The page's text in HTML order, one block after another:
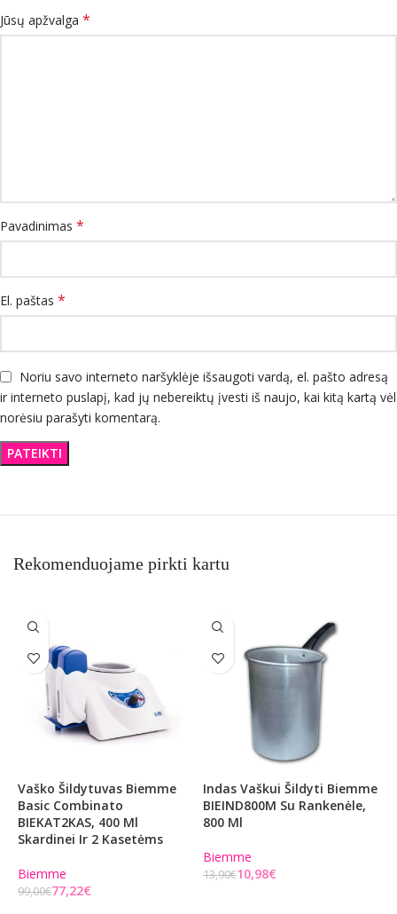
Jūsų apžvalga *
Pavadinimas *
El. paštas *
Noriu savo interneto naršyklėje išsaugoti vardą, el. pašto adresą
ir interneto puslapį, kad jų nebereiktų įvesti iš naujo, kai kitą kartą vėl
norėsiu parašyti komentarą.
Rekomenduojame pirkti kartu
Vaško Šildytuvas Biemme
Basic Combinato
BIEKAT2KAS, 400 Ml
Skardinei Ir 2 Kasetėms
Biemme
99,00€77,22€
Indas Vaškui Šildyti Biemme
BIEIND800M Su Rankenėle,
800 Ml
Biemme
13,90€10,98€